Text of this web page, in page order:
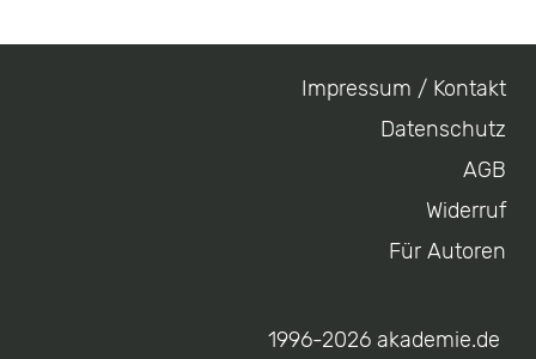
Impressum / Kontakt
Datenschutz
AGB
Widerruf
Für Autoren
1996-2026 akademie.de